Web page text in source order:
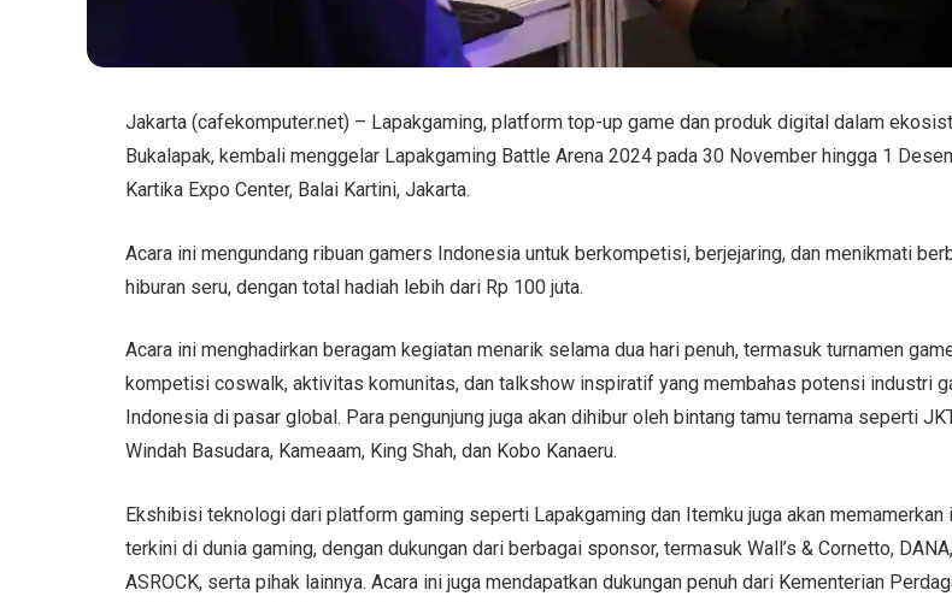
Jakarta (cafekomputer.net) – Lapakgaming, platform top-up game dan produk digital dalam
Bukalapak, kembali menggelar Lapakgaming Battle Arena 2024 pada 30 November hingga 1
Kartika Expo Center, Balai Kartini, Jakarta.
Acara ini mengundang ribuan gamers Indonesia untuk berkompetisi, berjejaring, dan menikmati
hiburan seru, dengan total hadiah lebih dari Rp 100 juta.
Acara ini menghadirkan beragam kegiatan menarik selama dua hari penuh, termasuk turnamen
kompetisi coswalk, aktivitas komunitas, dan talkshow inspiratif yang membahas potensi industri
Indonesia di pasar global. Para pengunjung juga akan dihibur oleh bintang tamu ternama seperti
Windah Basudara, Kameaam, King Shah, dan Kobo Kanaeru.
Ekshibisi teknologi dari platform gaming seperti Lapakgaming dan Itemku juga akan memamerkan
terkini di dunia gaming, dengan dukungan dari berbagai sponsor, termasuk Wall’s & Cornetto,
ASROCK, serta pihak lainnya. Acara ini juga mendapatkan dukungan penuh dari Kementerian